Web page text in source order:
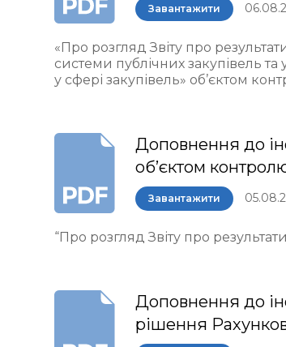
Завантажити
«Про розгляд Звіту про
системи публічних закупівель
у сфері закупівель» об’єктом
Доповнення до
об’єктом
Завантажити
“Про розгляд Звіту про
Доповнення до
рішення